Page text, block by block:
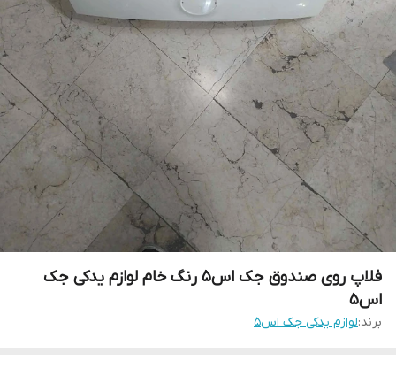
فلاپ روی صندوق جک اس۵ رنگ خام لوازم یدکی جک
اس۵
برند:لوازم یدکی جک اس۵